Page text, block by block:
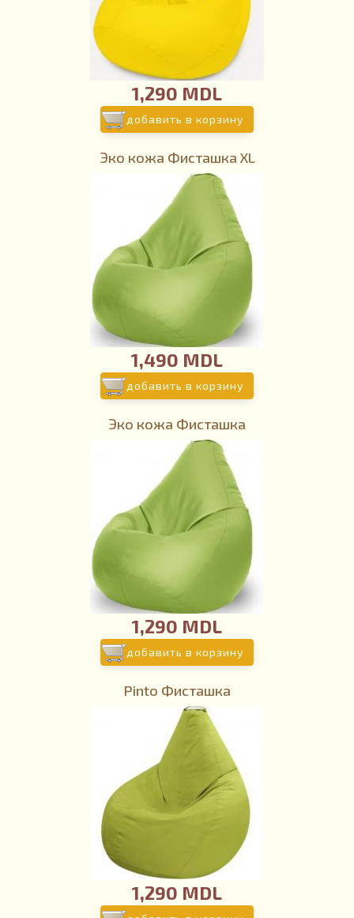
1,290 MDL
добавить в корзину
Эко кожа Фисташка XL
1,490 MDL
добавить в корзину
Эко кожа Фисташка
1,290 MDL
добавить в корзину
Pinto Фисташка
1,290 MDL